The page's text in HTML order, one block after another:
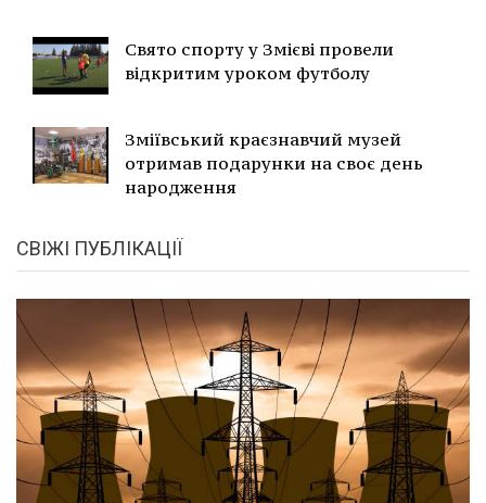
Свято спорту у Змієві провели
відкритим уроком футболу
Зміївський краєзнавчий музей
отримав подарунки на своє день
народження
СВІЖІ ПУБЛІКАЦІЇ